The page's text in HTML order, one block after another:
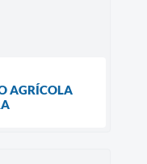
AGRÍCOLA